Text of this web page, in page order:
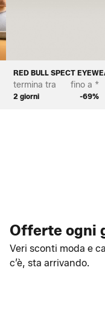
RED BULL SPECT
termina tra
2 giorni
fino a *
-69%
Offerte ogni
Veri sconti moda e
c’è, sta arrivando.